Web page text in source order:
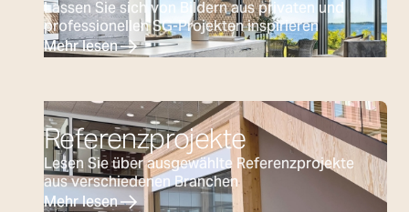
Lassen Sie sich von Bildern aus privaten und
professionellen SG-Projekten inspirieren
Mehr lesen
Referenzprojekte
Lesen Sie über ausgewählte Referenzprojekte
aus verschiedenen Branchen
Mehr lesen